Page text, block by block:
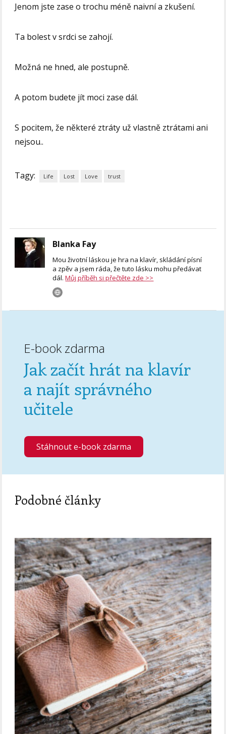
Jenom jste zase o trochu méně naivní a zkušení.
Ta bolest v srdci se zahojí.
Možná ne hned, ale postupně.
A potom budete jít moci zase dál.
S pocitem, že některé ztráty už vlastně ztrátami ani
nejsou..
Tagy: Life Lost Love trust
Blanka Fay
Mou životní láskou je hra na klavír, skládání písní
a zpěv a jsem ráda, že tuto lásku mohu předávat
dál.Můj příběh si přečtěte zde >>
E-book zdarma
Jak začít hrát na klavír
a najít správného
učitele
Stáhnout e-book zdarma
Podobné články